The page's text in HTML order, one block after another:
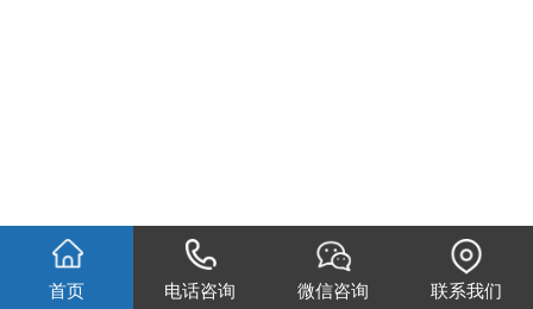
首页 电话咨询 微信咨询 联系我们